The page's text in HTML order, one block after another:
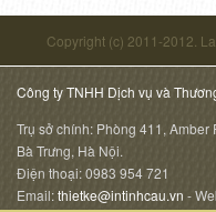
Copyright (c) 2011-2012.
Công ty TNHH Dịch vụ và
Trụ sở chính: Phòng 411, Amber
Bà Trưng, Hà Nội.
Điện thoại: 0983 954 721
Email:thietke@intinhcau.vn -